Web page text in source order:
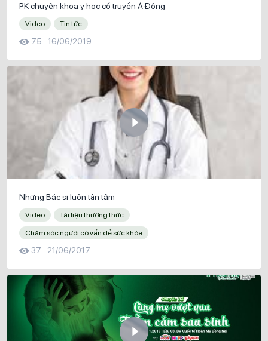
PK chuyên khoa y học cổ truyền Á Đông
Video Tin tức
75 16/06/2019
Những Bác sĩ luôn tận tâm
Video Tài liệu thường thức
Chăm sóc người có vấn đề sức khỏe
37 21/06/2017